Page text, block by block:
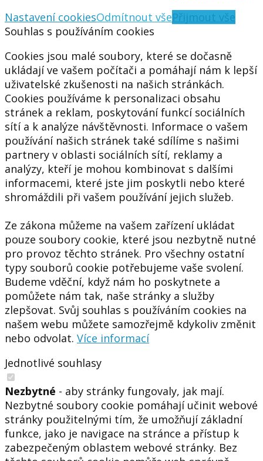
Nastavení cookiesOdmítnout všePřijmout vše
Souhlas s používáním cookies
Cookies jsou malé soubory, které se dočasně
ukládají ve vašem počítači a pomáhají nám k lepší
uživatelské zkušenosti na našich stránkách.
Cookies používáme k personalizaci obsahu
stránek a reklam, poskytování funkcí sociálních
sítí a k analýze návštěvnosti. Informace o vašem
používání našich stránek také sdílíme s našimi
partnery v oblasti sociálních sítí, reklamy a
analýzy, kteří je mohou kombinovat s dalšími
informacemi, které jste jim poskytli nebo které
shromáždili při vašem používání jejich služeb.
Ze zákona můžeme na vašem zařízení ukládat
pouze soubory cookie, které jsou nezbytně nutné
pro provoz těchto stránek. Pro všechny ostatní
typy souborů cookie potřebujeme vaše svolení.
Budeme vděční, když nám ho poskytnete a
pomůžete nám tak, naše stránky a služby
zlepšovat. Svůj souhlas s používáním cookies na
našem webu můžete samozřejmě kdykoliv změnit
nebo odvolat. Více informací
Jednotlivé souhlasy
Nezbytné - aby stránky fungovaly, jak mají.
Nezbytné soubory cookie pomáhají učinit webové
stránky použitelnými tím, že umožňují základní
funkce, jako je navigace na stránce a přístup k
zabezpečeným oblastem webové stránky. Bez